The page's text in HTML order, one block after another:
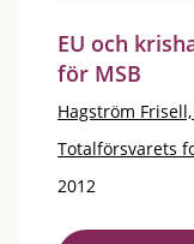
EU och
för MSB
Hagström Frisell,
Totalförsvarets
2012